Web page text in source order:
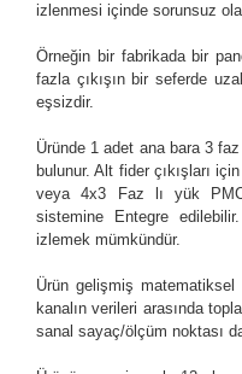
izlenmesi içinde sorunsuz
Örneğin bir fabrikada bir
fazla çıkışın bir seferde
eşsizdir.
Üründe 1 adet ana bara 3
bulunur. Alt fider çıkışları
veya 4x3 Faz lı yük
sistemine Entegre
izlemek mümkündür.
Ürün gelişmiş
kanalın verileri arasında
sanal sayaç/ölçüm noktası